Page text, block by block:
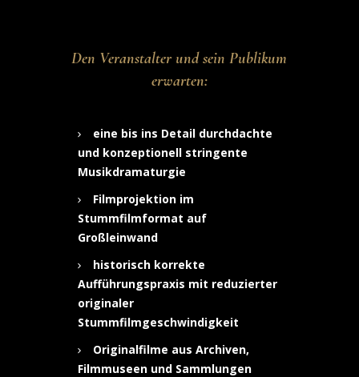
Den Veranstalter und sein Publikum
erwarten:
eine bis ins Detail durchdachte
und konzeptionell stringente
Musikdramaturgie
Filmprojektion im
Stummfilmformat auf
Großleinwand
historisch korrekte
Aufführungspraxis mit reduzierter
originaler
Stummfilmgeschwindigkeit
Originalfilme aus Archiven,
Filmmuseen und Sammlungen